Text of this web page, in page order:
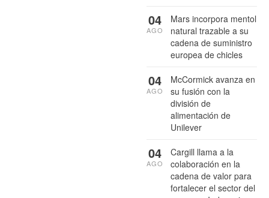
Mars incorpora mentol
natural trazable a su
cadena de suministro
europea de chicles
04
AGO
McCormick avanza en
su fusión con la
división de
alimentación de
Unilever
04
AGO
Cargill llama a la
colaboración en la
cadena de valor para
fortalecer el sector del
04
AGO